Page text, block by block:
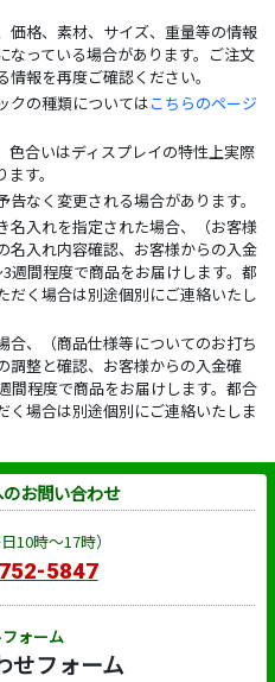
価格、素材、サイズ、重量等の情報
なっている場合があります。ご注文
報を再度ご確認ください。
クの種類についてはこちらのページ
色合いはディスプレイの特性上実際
す。
なく変更される場合があります。
名入れを指定された場合、（お客様
名入れ内容確認、お客様からの入金
週間程度で商品をお届けします。都
だく場合は別途個別にご連絡いたし
合、（商品仕様等についてのお打ち
調整と確認、お客様からの入金確
間程度で商品をお届けします。都合
く場合は別途個別にご連絡いたしま
お問い合わせ
10時～17時）
5847
ォーム
せフォーム